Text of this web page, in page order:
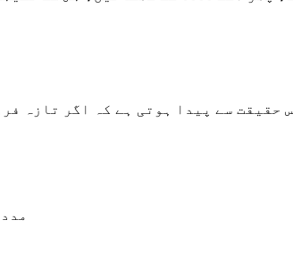
حقیقت سے پیدا ہوتی ہے کہ اگر تازہ